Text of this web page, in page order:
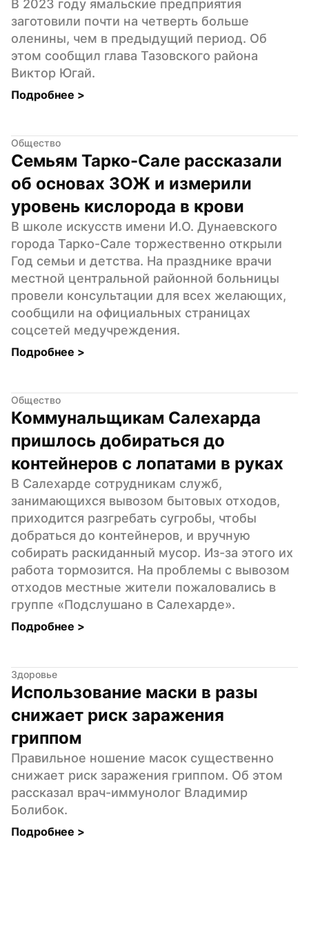
В 2023 году ямальские предприятия
заготовили почти на четверть больше
оленины, чем в предыдущий период. Об
этом сообщил глава Тазовского района
Виктор Югай.
Подробнее >
Общество
Семьям Тарко-Сале рассказали
об основах ЗОЖ и измерили
уровень кислорода в крови
В школе искусств имени И.О. Дунаевского
города Тарко-Сале торжественно открыли
Год семьи и детства. На празднике врачи
местной центральной районной больницы
провели консультации для всех желающих,
сообщили на официальных страницах
соцсетей медучреждения.
Подробнее >
Общество
Коммунальщикам Салехарда
пришлось добираться до
контейнеров с лопатами в руках
В Салехарде сотрудникам служб,
занимающихся вывозом бытовых отходов,
приходится разгребать сугробы, чтобы
добраться до контейнеров, и вручную
собирать раскиданный мусор. Из-за этого их
работа тормозится. На проблемы с вывозом
отходов местные жители пожаловались в
группе «Подслушано в Салехарде».
Подробнее >
Здоровье
Использование маски в разы
снижает риск заражения
гриппом
Правильное ношение масок существенно
снижает риск заражения гриппом. Об этом
рассказал врач-иммунолог Владимир
Болибок.
Подробнее >